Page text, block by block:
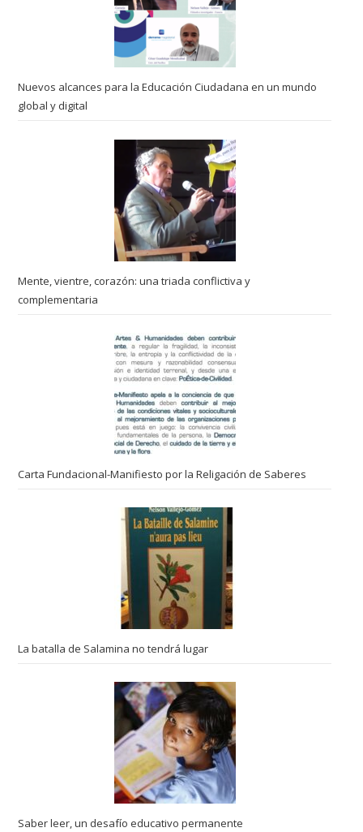
Nuevos alcances para la Educación Ciudadana en un mundo
global y digital
Mente, vientre, corazón: una triada conflictiva y
complementaria
Carta Fundacional-Manifiesto por la Religación de Saberes
La batalla de Salamina no tendrá lugar
Saber leer, un desafío educativo permanente